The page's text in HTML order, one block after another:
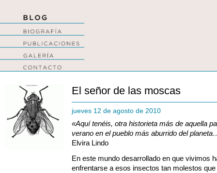
El señor de las moscas
jueves 12 de agosto de 2010
«Aquí tenéis, otra historieta más de aquella
verano en el pueblo más aburrido del
Elvira Lindo
En este mundo desarrollado en que vivimos
enfrentarse a esos insectos tan molestos